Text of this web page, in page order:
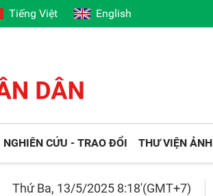
Tiếng Việt English
NGHIÊN CỨU - TRAO ĐỔI THƯ VIỆN ẢNH
Thứ Ba, 13/5/2025 8:18'(GMT+7)